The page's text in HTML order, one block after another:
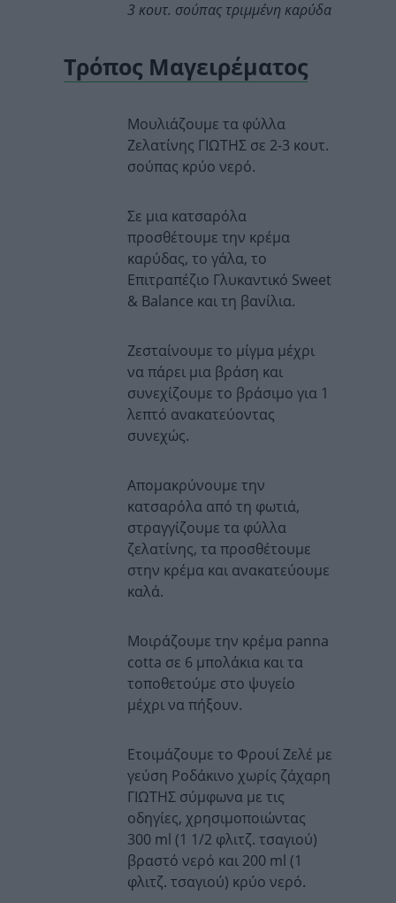
3 κουτ. σούπας τριμμένη καρύδα
Τρόπος Μαγειρέματος
Μουλιάζουμε τα φύλλα
Ζελατίνης ΓΙΩΤΗΣ σε 2-3 κουτ.
σούπας κρύο νερό.
Σε μια κατσαρόλα
προσθέτουμε την κρέμα
καρύδας, το γάλα, το
Επιτραπέζιο Γλυκαντικό Sweet
& Balance και τη βανίλια.
Ζεσταίνουμε το μίγμα μέχρι
να πάρει μια βράση και
συνεχίζουμε το βράσιμο για 1
λεπτό ανακατεύοντας
συνεχώς.
Απομακρύνουμε την
κατσαρόλα από τη φωτιά,
στραγγίζουμε τα φύλλα
ζελατίνης, τα προσθέτουμε
στην κρέμα και ανακατεύουμε
καλά.
Μοιράζουμε την κρέμα panna
cotta σε 6 μπολάκια και τα
τοποθετούμε στο ψυγείο
μέχρι να πήξουν.
Ετοιμάζουμε το Φρουί Ζελέ με
γεύση Ροδάκινο χωρίς ζάχαρη
ΓΙΩΤΗΣ σύμφωνα με τις
οδηγίες, χρησιμοποιώντας
300 ml (1 1/2 φλιτζ. τσαγιού)
βραστό νερό και 200 ml (1
φλιτζ. τσαγιού) κρύο νερό.